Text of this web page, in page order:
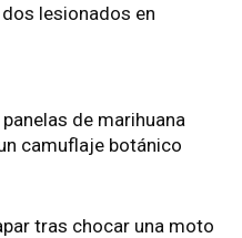
lesionados en
de marihuana
camuflaje botánico
tras chocar una moto